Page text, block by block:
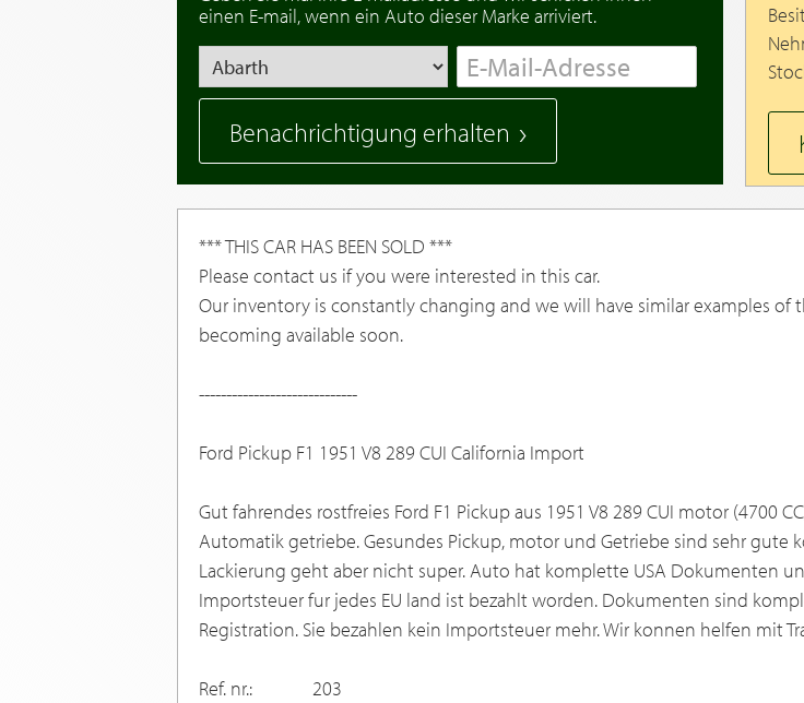
einen E-mail, wenn ein Auto dieser Marke arriviert.
Benachrichtigung erhalten
*** THIS CAR HAS BEEN SOLD ***
Please contact us if you were interested in this car.
Our inventory is constantly changing and we will have similar examples of
becoming available soon.
-----------------------------
Ford Pickup F1 1951 V8 289 CUI California Import
Gut fahrendes rostfreies Ford F1 Pickup aus 1951 V8 289 CUI motor (4700
Automatik getriebe. Gesundes Pickup, motor und Getriebe sind sehr gute
Lackierung geht aber nicht super. Auto hat komplette USA Dokumenten
Importsteuer fur jedes EU land ist bezahlt worden. Dokumenten sind
Registration. Sie bezahlen kein Importsteuer mehr. Wir konnen helfen mit
Ref. nr.:
203